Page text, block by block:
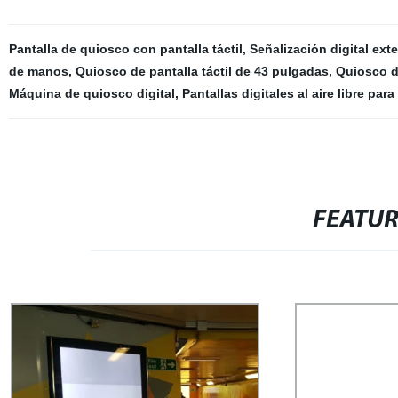
Pantalla de quiosco con pantalla táctil, Señalización digital
de manos, Quiosco de pantalla táctil de 43 pulgadas, Quiosco
Máquina de quiosco digital, Pantallas digitales al aire libre